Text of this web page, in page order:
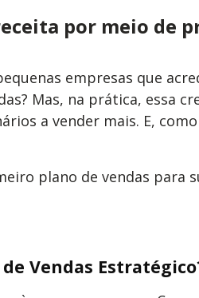
por meio de
empresas que
Mas, na prática, essa
a vender mais. E,
plano de vendas para
Vendas